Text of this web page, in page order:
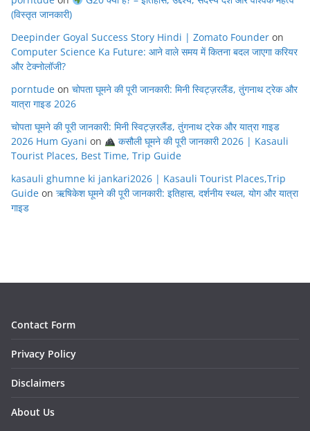
(विस्तृत जानकारी)
Deepinder Goyal Success Story Hindi | Zomato Founder on
Computer Science Ka Future: आने वाले समय में कितना बदल जाएगा करियर
और टेक्नोलॉजी?
porntude on चोपता घूमने की पूरी जानकारी: मिनी स्विट्ज़रलैंड, तुंगनाथ ट्रेक और
यात्रा गाइड 2026
चोपता घूमने की पूरी जानकारी: मिनी स्विट्ज़रलैंड, तुंगनाथ ट्रेक और यात्रा गाइड
2026 Hum Gyani on
कसौली घूमने की पूरी जानकारी 2026 | Kasauli
Tourist Places, Best Time, Trip Guide
kasauli ghumne ki jankari2026 | Kasauli Tourist Places,Trip
Guide on ऋषिकेश घूमने की पूरी जानकारी: इतिहास, दर्शनीय स्थल, योग और यात्रा
गाइड
Contact Form
Privacy Policy
Disclaimers
About Us